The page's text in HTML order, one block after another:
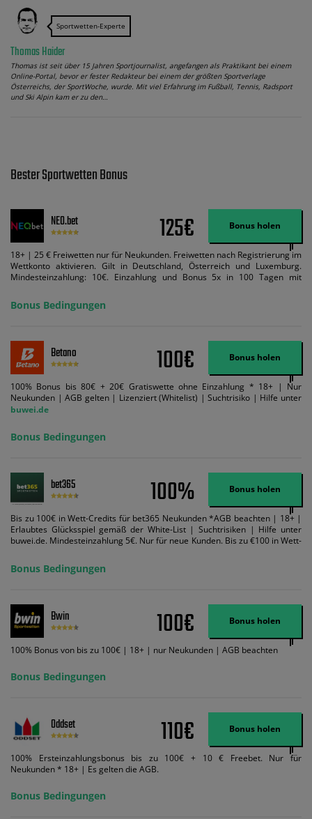
Sportwetten-Experte
Thomas Haider
Thomas ist seit über 15 Jahren Sportjournalist, angefangen als Praktikant bei einem
Online-Portal, bevor er fester Redakteur bei einem der größten Sportverlage
Österreichs, der SportWoche, wurde. Mit viel Erfahrung im Fußball, Tennis, Radsport
und Ski Alpin kam er zu den…
Bester Sportwetten Bonus
NEO.bet 125€ Bonus holen
18+ | 25 € Freiwetten nur für Neukunden. Freiwetten nach Registrierung im
Wettkonto aktivieren. Gilt in Deutschland, Österreich und Luxemburg.
Mindesteinzahlung: 10€. Einzahlung und Bonus 5x in 100 Tagen mit
Bedingungen können geändert werden. AGB gelten. Lizenziert; Hilfe bei
Suchtrisiken: buwei.de.
Bonus Bedingungen
Betano 100€ Bonus holen
100% Bonus bis 80€ + 20€ Gratiswette ohne Einzahlung * 18+ | Nur
Neukunden | AGB gelten | Lizenziert (Whitelist) | Suchtrisiko | Hilfe unter
buwei.de
Bonus Bedingungen
bet365 100% Bonus holen
Bis zu 100€ in Wett-Credits für bet365 Neukunden *AGB beachten | 18+ |
Erlaubtes Glücksspiel gemäß der White-List | Suchtrisiken | Hilfe unter
buwei.de. Mindesteinzahlung 5€. Nur für neue Kunden. Bis zu €100 in Wett-
ein und wir geben Ihnen die entsprechende qualifizierende Einzahlung in
Wett-Credits, wenn Sie qualifizierende Wetten im gleichen Wert platzieren
Wett-Credits aus. Es gelten die AGB, Zeitlimits und Ausnahmen. Der Bonus-
Code VIPANGEBOT kann während der Anmeldung benutzt werden, jedoch
ändert dies den Angebotsbetrag in keinster Weise.
Bonus Bedingungen
Bwin 100€ Bonus holen
100% Bonus von bis zu 100€ | 18+ | nur Neukunden | AGB beachten
Bonus Bedingungen
Oddset 110€ Bonus holen
100% Ersteinzahlungsbonus bis zu 100€ + 10 € Freebet. Nur für
Neukunden * 18+ | Es gelten die AGB.
Bonus Bedingungen